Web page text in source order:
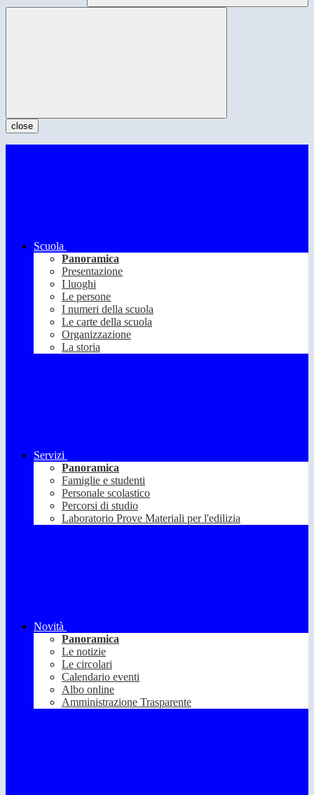
close
Scuola
Panoramica
Presentazione
I luoghi
Le persone
I numeri della scuola
Le carte della scuola
Organizzazione
La storia
Servizi
Panoramica
Famiglie e studenti
Personale scolastico
Percorsi di studio
Laboratorio Prove Materiali per l'edilizia
Novità
Panoramica
Le notizie
Le circolari
Calendario eventi
Albo online
Amministrazione Trasparente